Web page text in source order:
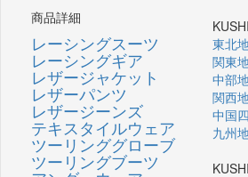
商品詳細
レーシングスーツ
レーシングギア
レザージャケット
レザーパンツ
レザージーンズ
テキスタイルウェア
ツーリンググローブ
ツーリングブーツ
東北
関東
中部
関西
中国
九州